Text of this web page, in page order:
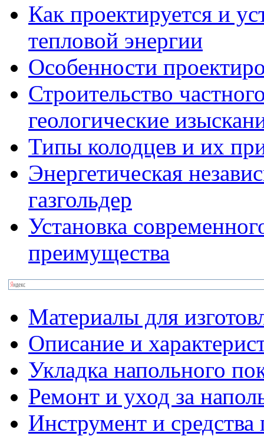
Как проектируется и
тепловой энергии
Особенности
Строительство
геологические
Типы колодцев и их
Энергетическая
газгольдер
Установка
преимущества
Материалы для
Описание и
Укладка напольного
Ремонт и уход за
Инструмент и